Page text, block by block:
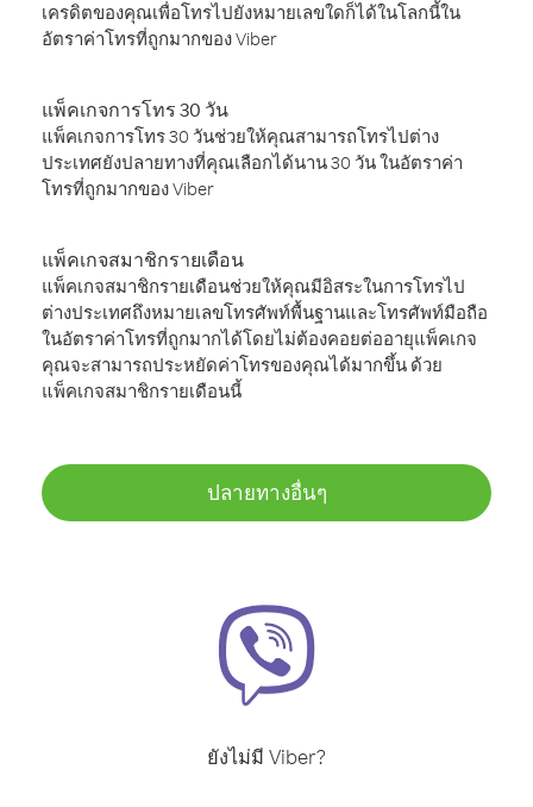
เครดิตของคุณเพื่อโทรไปยังหมายเลขใดก็ได้ในโลกนี้ใน
อัตราค่าโทรที่ถูกมากของ Viber
แพ็คเกจการโทร 30 วัน
แพ็คเกจการโทร 30 วันช่วยให้คุณสามารถโทรไปต่าง
ประเทศยังปลายทางที่คุณเลือกได้นาน 30 วัน ในอัตราค่า
โทรที่ถูกมากของ Viber
แพ็คเกจสมาชิกรายเดือน
แพ็คเกจสมาชิกรายเดือนช่วยให้คุณมีอิสระในการโทรไป
ต่างประเทศถึงหมายเลขโทรศัพท์พื้นฐานและโทรศัพท์มือถือ
ในอัตราค่าโทรที่ถูกมากได้โดยไม่ต้องคอยต่ออายุแพ็คเกจ
คุณจะสามารถประหยัดค่าโทรของคุณได้มากขึ้น ด้วย
แพ็คเกจสมาชิกรายเดือนนี้
ปลายทางอื่นๆ
ยังไม่มี Viber?